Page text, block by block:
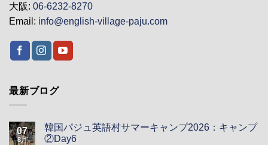
大阪: 06-6232-8270
Email: info@english-village-paju.com
最新ブログ
07
8月
韓国パジュ英語村サマーキャンプ2026：キャンプ
②Day6